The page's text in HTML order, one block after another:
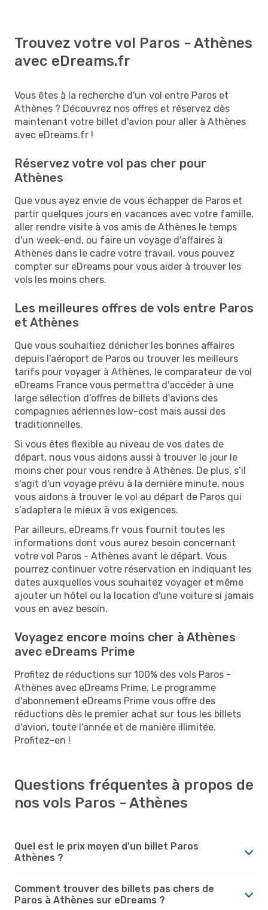
Trouvez votre vol Paros - Athènes
avec eDreams.fr
Vous êtes à la recherche d'un vol entre Paros et
Athènes ? Découvrez nos offres et réservez dès
maintenant votre billet d'avion pour aller à Athènes
avec eDreams.fr !
Réservez votre vol pas cher pour
Athènes
Que vous ayez envie de vous échapper de Paros et
partir quelques jours en vacances avec votre famille,
aller rendre visite à vos amis de Athènes le temps
d'un week-end, ou faire un voyage d'affaires à
Athènes dans le cadre votre travail, vous pouvez
compter sur eDreams pour vous aider à trouver les
vols les moins chers.
Les meilleures offres de vols entre Paros
et Athènes
Que vous souhaitiez dénicher les bonnes affaires
depuis l'aéroport de Paros ou trouver les meilleurs
tarifs pour voyager à Athènes, le comparateur de vol
eDreams France vous permettra d'accéder à une
large sélection d’offres de billets d'avions des
compagnies aériennes low-cost mais aussi des
traditionnelles.
Si vous êtes flexible au niveau de vos dates de
départ, nous vous aidons aussi à trouver le jour le
moins cher pour vous rendre à Athènes. De plus, s’il
s'agit d'un voyage prévu à la dernière minute, nous
vous aidons à trouver le vol au départ de Paros qui
s’adaptera le mieux à vos exigences.
Par ailleurs, eDreams.fr vous fournit toutes les
informations dont vous aurez besoin concernant
votre vol Paros - Athènes avant le départ. Vous
pourrez continuer votre réservation en indiquant les
dates auxquelles vous souhaitez voyager et même
ajouter un hôtel ou la location d'une voiture si jamais
vous en avez besoin.
Voyagez encore moins cher à Athènes
avec eDreams Prime
Profitez de réductions sur 100% des vols Paros -
Athènes avec eDreams Prime. Le programme
d'abonnement eDreams Prime vous offre des
réductions dès le premier achat sur tous les billets
d'avion, toute l’année et de manière illimitée.
Profitez-en !
Questions fréquentes à propos de
nos vols Paros - Athènes
Quel est le prix moyen d'un billet Paros
Athènes ?
Comment trouver des billets pas chers de
Paros à Athènes sur eDreams ?